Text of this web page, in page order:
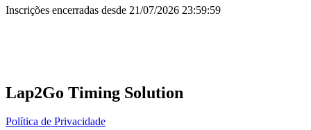
Inscrições encerradas desde 21/07/2026 23:59:59
Lap2Go Timing Solution
Política de Privacidade